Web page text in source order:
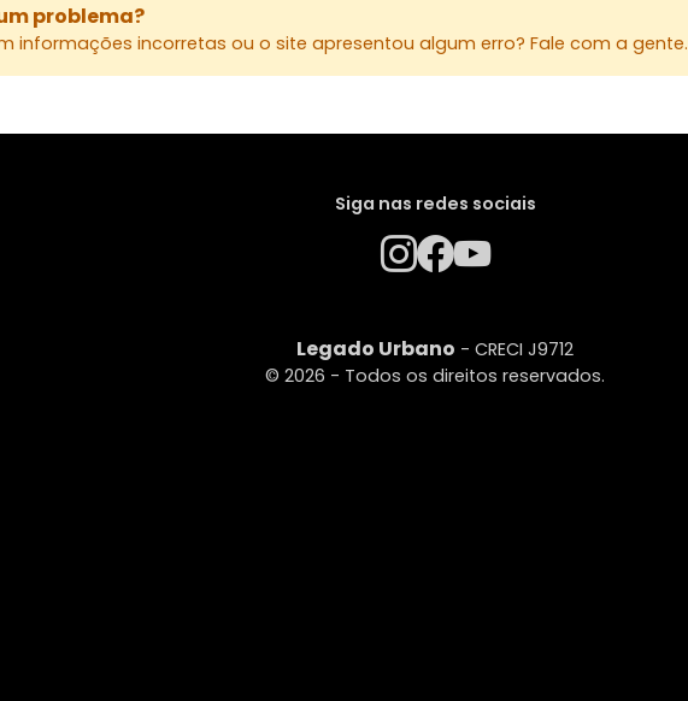
problema?
informações incorretas ou o site apresentou algum erro? Fale com a gente.
Siga nas redes sociais
Legado Urbano - CRECI J9712
© 2026 - Todos os direitos reservados.